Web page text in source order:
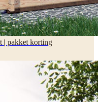
| pakket korting